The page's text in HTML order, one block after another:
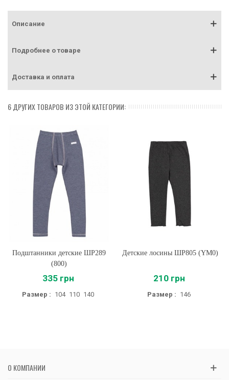
Описание
Подробнее о товаре
Доставка и оплата
6 ДРУГИХ ТОВАРОВ ИЗ ЭТОЙ КАТЕГОРИИ:
Подштанники детские ШР289
(800)
335 грн
Размер : 104 110 140
Детские лосины ШР805 (YM0)
210 грн
Размер : 146
О КОМПАНИИ